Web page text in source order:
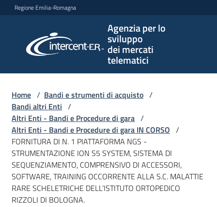
Vai al contenuto
Vai alla navigazione
Vai al footer
Regione Emilia-Romagna
Agenzia per lo
sviluppo
dei mercati
telematici
per lo
sviluppo
telematici
L'Agenzia
Bandi
e
strumenti
Home / Bandi e strumenti di acquisto /
Bandi altri Enti /
Altri Enti - Bandi e Procedure di gara /
Altri Enti - Bandi e Procedure di gara IN CORSO /
FORNITURA DI N. 1 PIATTAFORMA NGS -
STRUMENTAZIONE ION S5 SYSTEM, SISTEMA DI
SEQUENZIAMENTO, COMPRENSIVO DI ACCESSORI,
SOFTWARE, TRAINING OCCORRENTE ALLA S.C. MALATTIE
RARE SCHELETRICHE DELL’ISTITUTO ORTOPEDICO
RIZZOLI DI BOLOGNA.